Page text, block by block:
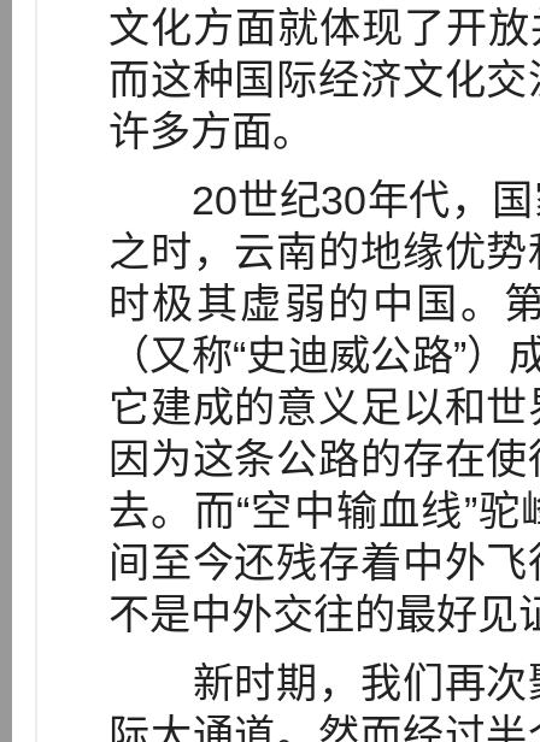
文化方面就体现了开
而这种国际经济文化
许多方面。
20世纪30年代，国
之时，云南的地缘优
时极其虚弱的中国。
（又称“史迪威公路”
它建成的意义足以和
因为这条公路的存在
去。而“空中输血线”
间至今还残存着中外
不是中外交往的最好见
新时期，我们再次